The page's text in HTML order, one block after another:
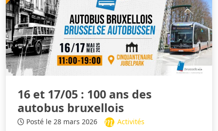
16 et 17/05 : 100 ans des
autobus bruxellois
Posté le 28 mars 2026 Activités